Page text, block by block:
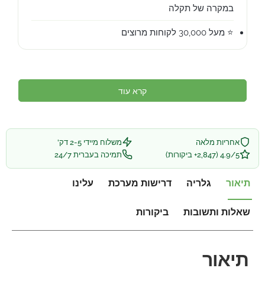
במקרה של תקלה
⭐ מעל 30,000 לקוחות מרוצים
קרא עוד
אחריות מלאה
משלוח מיידי 2-5 דק'
4.9/5 (2,847+ ביקורות)
תמיכה בעברית 24/7
תיאור גלריה דרישות מערכת עלינו
שאלות ותשובות ביקורות
תיאור